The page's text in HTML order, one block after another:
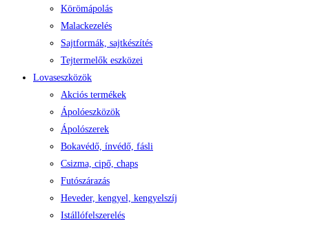
Körömápolás
Malackezelés
Sajtformák, sajtkészítés
Tejtermelők eszközei
Lovaseszközök
Akciós termékek
Ápolóeszközök
Ápolószerek
Bokavédő, ínvédő, fásli
Csizma, cipő, chaps
Futószárazás
Heveder, kengyel, kengyelszíj
Istállófelszerelés